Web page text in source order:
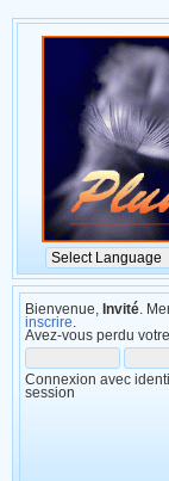
Bienvenue, Invité .
inscrire
Avez-vous perdu votre
Connexion avec
session